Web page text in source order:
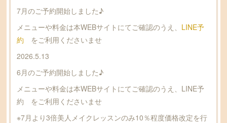
7月のご予約開始しました♪
メニューや料金は本WEBサイトにてご確認のうえ、 LINE予
約 をご利用くださいませ
2026.5.13
6月のご予約開始しました♪
メニューや料金は本WEBサイトにてご確認のうえ、LINE予
約 をご利用くださいませ
※7月より3倍美人メイクレッスンのみ10％程度価格改定を行